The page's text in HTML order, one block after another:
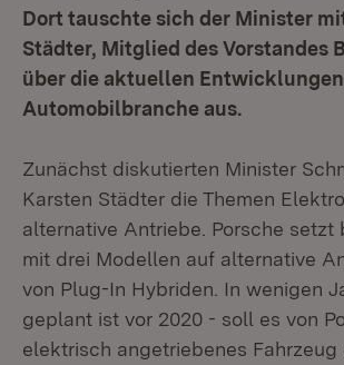
Dort tauschte sich der Minister
Städter, Mitglied des Vorstandes
über die aktuellen
Automobilbranche aus.
Zunächst diskutierten Minister
Karsten Städter die Themen
alternative Antriebe. Porsche setzt
mit drei Modellen auf alternative
von Plug-In Hybriden. In wenigen
geplant ist vor 2020 - soll es von
elektrisch angetriebenes Fahrzeug